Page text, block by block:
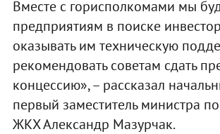
Вместе с горисполкомами мы
предприятиям в поиске
оказывать им техническую
рекомендовать советам сдать
концессию», – рассказал
первый заместитель министра
ЖКХ Александр Мазурчак.